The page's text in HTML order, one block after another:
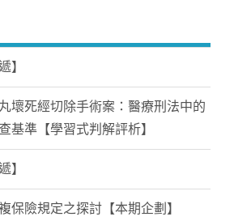
】
壞死經切除手術案：醫療刑法中的
基準【學習式判解評析】
】
保險規定之探討【本期企劃】